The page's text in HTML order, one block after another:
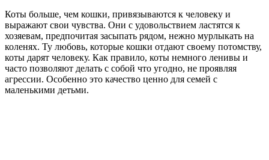
Коты больше, чем кошки, привязываются к человеку и
выражают свои чувства. Они с удовольствием ластятся к
хозяевам, предпочитая засыпать рядом, нежно мурлыкать на
коленях. Ту любовь, которые кошки отдают своему потомству,
коты дарят человеку. Как правило, коты немного ленивы и
часто позволяют делать с собой что угодно, не проявляя
агрессии. Особенно это качество ценно для семей с
маленькими детьми.